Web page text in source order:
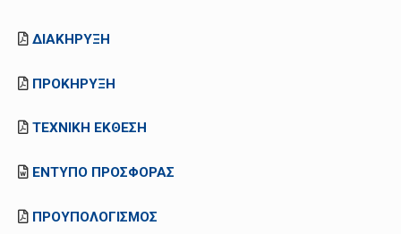
ΔΙΑΚΗΡΥΞΗ
ΠΡΟΚΗΡΥΞΗ
ΤΕΧΝΙΚΗ ΕΚΘΕΣΗ
ΕΝΤΥΠΟ ΠΡΟΣΦΟΡΑΣ
ΠΡΟΥΠΟΛΟΓΙΣΜΟΣ